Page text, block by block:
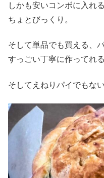
しかも安いコンボに入れ
ちょとびっくり。
そして単品でも買える、
すっごい丁寧に作ってれる
そしてえねりパイでもな